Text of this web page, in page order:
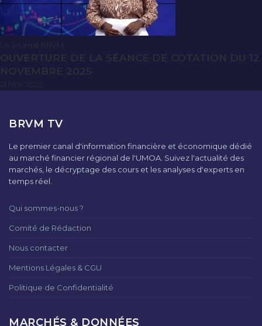
Le Journal BRVM
OUVERTURE DE LA SÉANCE DE COTATION DU 12
NOVEMBRE 2025
BRVM TV
Le premier canal d'information financière et économique dédié
au marché financier régional de l'UMOA. Suivez l'actualité des
marchés, le décryptage des cours et les analyses d'experts en
temps réel.
Qui sommes-nous ?
Comité de Rédaction
Nous contacter
Mentions Légales & CGU
Politique de Confidentialité
MARCHÉS & DONNÉES